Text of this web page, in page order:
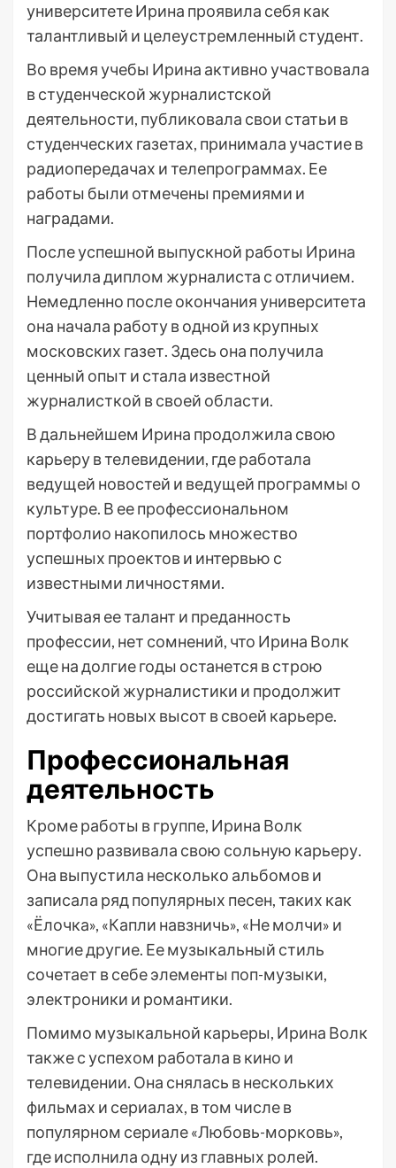
университете Ирина проявила себя как
талантливый и целеустремленный студент.
Во время учебы Ирина активно участвовала
в студенческой журналистской
деятельности, публиковала свои статьи в
студенческих газетах, принимала участие в
радиопередачах и телепрограммах. Ее
работы были отмечены премиями и
наградами.
После успешной выпускной работы Ирина
получила диплом журналиста с отличием.
Немедленно после окончания университета
она начала работу в одной из крупных
московских газет. Здесь она получила
ценный опыт и стала известной
журналисткой в своей области.
В дальнейшем Ирина продолжила свою
карьеру в телевидении, где работала
ведущей новостей и ведущей программы о
культуре. В ее профессиональном
портфолио накопилось множество
успешных проектов и интервью с
известными личностями.
Учитывая ее талант и преданность
профессии, нет сомнений, что Ирина Волк
еще на долгие годы останется в строю
российской журналистики и продолжит
достигать новых высот в своей карьере.
Профессиональная
деятельность
Кроме работы в группе, Ирина Волк
успешно развивала свою сольную карьеру.
Она выпустила несколько альбомов и
записала ряд популярных песен, таких как
«Ёлочка», «Капли навзничь», «Не молчи» и
многие другие. Ее музыкальный стиль
сочетает в себе элементы поп-музыки,
электроники и романтики.
Помимо музыкальной карьеры, Ирина Волк
также с успехом работала в кино и
телевидении. Она снялась в нескольких
фильмах и сериалах, в том числе в
популярном сериале «Любовь-морковь»,
где исполнила одну из главных ролей.